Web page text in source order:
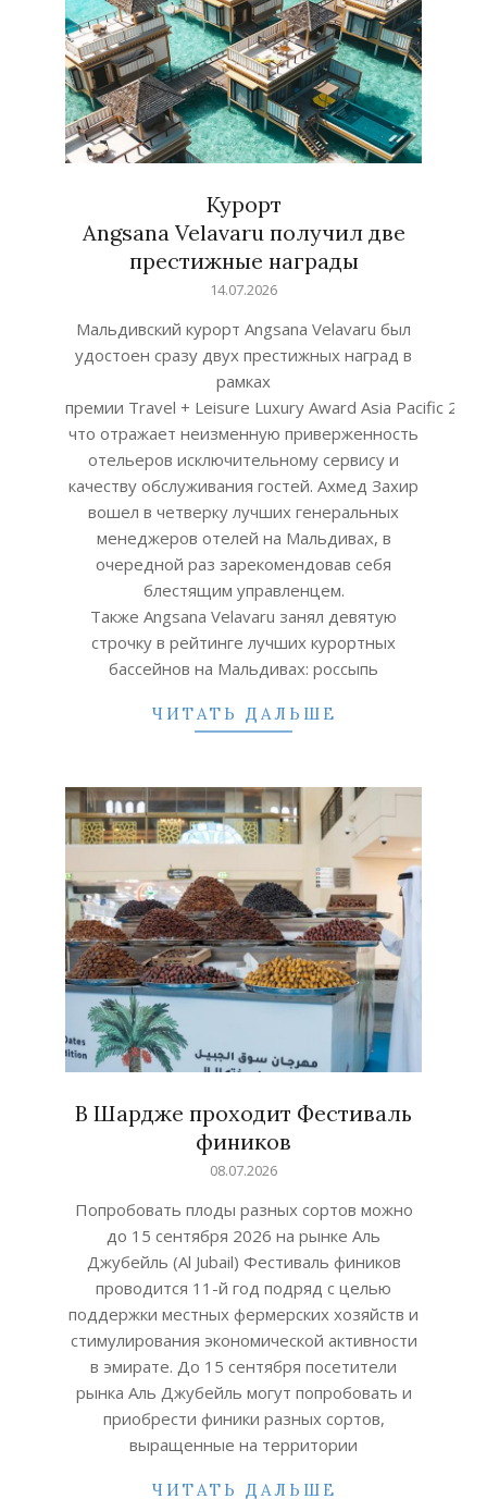
Курорт
Angsana Velavaru получил две
престижные награды
14
14.07.2026
Мальдивский курорт Angsana Velavaru был
удостоен сразу двух престижных наград в
рамках
премии Travel + Leisure Luxury Award Asia Pacific
что отражает неизменную приверженность
отельеров исключительному сервису и
качеству обслуживания гостей. Ахмед Захир
вошел в четверку лучших генеральных
менеджеров отелей на Мальдивах, в
очередной раз зарекомендовав себя
блестящим управленцем.
Также Angsana Velavaru занял девятую
строчку в рейтинге лучших курортных
бассейнов на Мальдивах: россыпь
ЧИТАТЬ ДАЛЬШЕ
В Шардже проходит Фестиваль
фиников
08
08.07.2026
Попробовать плоды разных сортов можно
до 15 сентября 2026 на рынке Аль
Джубейль (Al Jubail) Фестиваль фиников
проводится 11-й год подряд с целью
поддержки местных фермерских хозяйств и
стимулирования экономической активности
в эмирате. До 15 сентября посетители
рынка Аль Джубейль могут попробовать и
приобрести финики разных сортов,
выращенные на территории
ЧИТАТЬ ДАЛЬШЕ